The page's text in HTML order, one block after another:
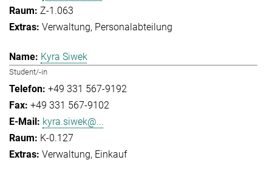
Z-1.063
Verwaltung Personalabteilung
Kyra Siwek
Student/-in
+49 331 567-9192
+49 331 567-9102
kyra.siwek@...
K-0.127
Verwaltung Einkauf